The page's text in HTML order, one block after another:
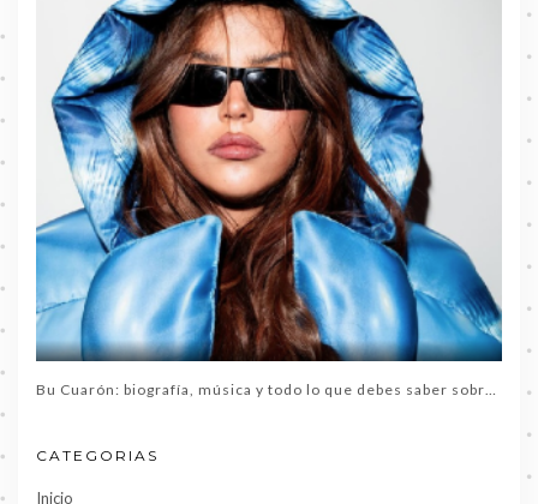
Bu Cuarón: biografía, música y todo lo que debes saber sobre la artista del momento
CATEGORIAS
Inicio